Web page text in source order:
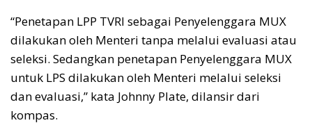
“Penetapan LPP TVRI sebagai Penyelenggara MUX
dilakukan oleh Menteri tanpa melalui evaluasi atau
seleksi. Sedangkan penetapan Penyelenggara MUX
untuk LPS dilakukan oleh Menteri melalui seleksi
dan evaluasi,” kata Johnny Plate, dilansir dari
kompas.